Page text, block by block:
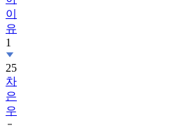
이
유
1
25
차
은
우